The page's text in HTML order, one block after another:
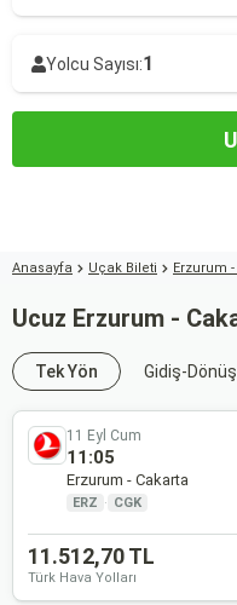
Yolcu Sayısı:1
Anasayfa Uçak Bileti Erzurum
Ucuz Erzurum -
Tek Yön Gidiş-Dönüş
11 Eyl Cum
11:05
Erzurum - Cakarta
ERZ · CGK
11.512,70 TL
Türk Hava Yolları